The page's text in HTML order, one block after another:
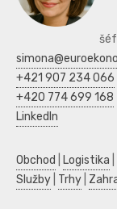
+421 907 234 066
+420 774 699 168
LinkedIn
Obchod Logistika
Služby Trhy